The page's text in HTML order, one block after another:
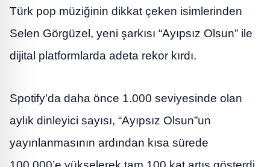
Türk pop müziğinin dikkat çeken isimlerinden
Selen Görgüzel, yeni şarkısı “Ayıpsız Olsun” ile
dijital platformlarda adeta rekor kırdı.
Spotify’da daha önce 1.000 seviyesinde olan
aylık dinleyici sayısı, “Ayıpsız Olsun”un
yayınlanmasının ardından kısa sürede